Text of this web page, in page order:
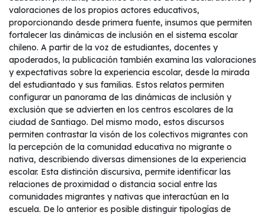
valoraciones de los propios actores educativos,
proporcionando desde primera fuente, insumos que permiten
fortalecer las dinámicas de inclusión en el sistema escolar
chileno. A partir de la voz de estudiantes, docentes y
apoderados, la publicación también examina las valoraciones
y expectativas sobre la experiencia escolar, desde la mirada
del estudiantado y sus familias. Estos relatos permiten
configurar un panorama de las dinámicas de inclusión y
exclusión que se advierten en los centros escolares de la
ciudad de Santiago. Del mismo modo, estos discursos
permiten contrastar la visón de los colectivos migrantes con
la percepción de la comunidad educativa no migrante o
nativa, describiendo diversas dimensiones de la experiencia
escolar. Esta distinción discursiva, permite identificar las
relaciones de proximidad o distancia social entre las
comunidades migrantes y nativas que interactúan en la
escuela. De lo anterior es posible distinguir tipologías de